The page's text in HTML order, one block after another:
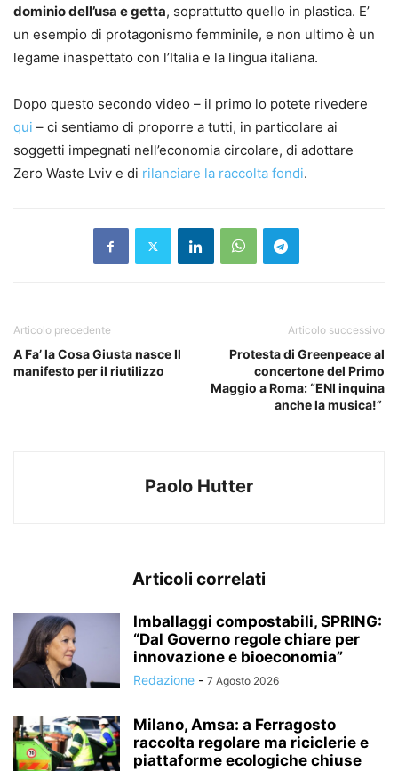
dominio dell’usa e getta, soprattutto quello in plastica. E’
un esempio di protagonismo femminile, e non ultimo è un
legame inaspettato con l’Italia e la lingua italiana.
Dopo questo secondo video – il primo lo potete rivedere
qui – ci sentiamo di proporre a tutti, in particolare ai
soggetti impegnati nell’economia circolare, di adottare
Zero Waste Lviv e di rilanciare la raccolta fondi.
Articolo precedente
A Fa’ la Cosa Giusta nasce Il
manifesto per il riutilizzo
Articolo successivo
Protesta di Greenpeace al
concertone del Primo
Maggio a Roma: “ENI inquina
anche la musica!”
Paolo Hutter
Articoli correlati
Imballaggi compostabili, SPRING:
“Dal Governo regole chiare per
innovazione e bioeconomia”
Redazione - 7 Agosto 2026
Milano, Amsa: a Ferragosto
raccolta regolare ma riciclerie e
piattaforme ecologiche chiuse